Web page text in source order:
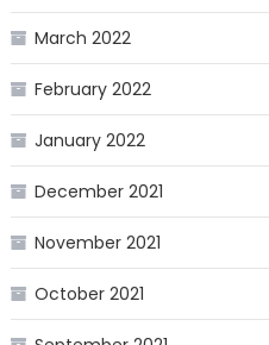
March 2022
February 2022
January 2022
December 2021
November 2021
October 2021